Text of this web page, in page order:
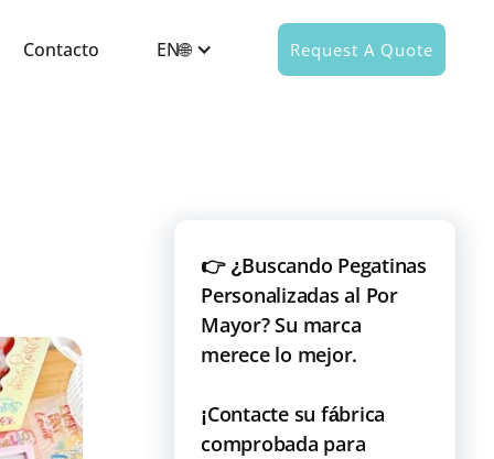
Contacto EN🌐 Request A Quote
👉 ¿Buscando Pegatinas
Personalizadas al Por
Mayor? Su marca
merece lo mejor.
¡Contacte su fábrica
comprobada para